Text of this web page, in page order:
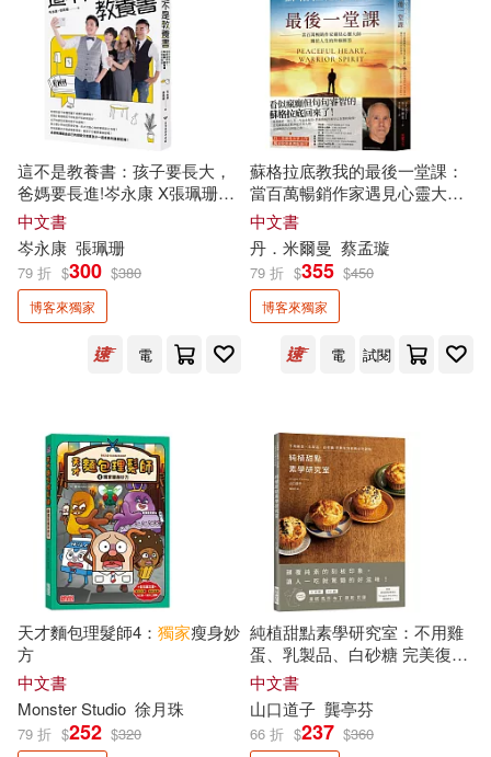
邱常婷(2)
金兪美(2)
金廷勳(2) 金星坤(2)
金映權(2) 金浩然(2)
金淑敬(2) 金鉉政(2)
門小雷(2)
陳又凌(2)
陳文茜(2)
陳浪(2) 陳盈君(2)
陳紅(2) 陳雪(2)
這不是教養書：孩子要長大，
爸媽要長進!岑永康 X張珮珊的
獨家報導
中文書
岑永康 張珮珊
79 折 $300 $380
博客來獨家
電
蘇格拉底教我的最後一堂課：
當百萬暢銷作家遇見心靈大
師，關於人生的終極解答【
家收錄臺灣版新序】
中文書
丹．米爾曼 蔡孟璇
79 折 $355 $450
博客來獨家
電 試閱
天才麵包理髮師4： 獨家瘦身妙
方
中文書
Monster Studio 徐月珠
79 折 $252 $320
純植甜點素學研究室：不用雞
蛋、乳製品、白砂糖 完美復刻
經典必吃甜點，東京純植甜點
專賣店「Dragon Michiko」
家配方!
中文書
山口道子 龔亭芬
66 折 $237 $360